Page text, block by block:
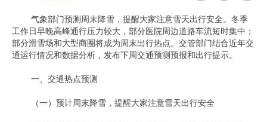
气象部门预测周末降雪，提醒大家注意雪天出行安全。冬季
工作日早晚高峰通行压力较大，部分医院周边道路车流短时集中；
部分滑雪场和大型商圈将成为周末出行热点。交管部门结合近年交
通运行情况和数据分析，发布下周交通预测预报和出行提示。
一、交通热点预测
（一）预计周末降雪，提醒大家注意雪天出行安全